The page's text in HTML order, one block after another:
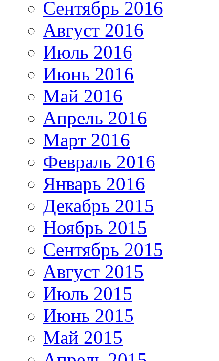
Сентябрь 2016
Август 2016
Июль 2016
Июнь 2016
Май 2016
Апрель 2016
Март 2016
Февраль 2016
Январь 2016
Декабрь 2015
Ноябрь 2015
Сентябрь 2015
Август 2015
Июль 2015
Июнь 2015
Май 2015